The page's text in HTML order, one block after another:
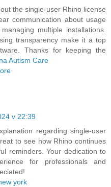
the single-user Rhino license
communication about usage
multiple installations.
transparency make it a top
Thanks for keeping the
Autism Care
v 22:39
regarding single-user
to see how Rhino continues
reminders. Your dedication to
for professionals and
york